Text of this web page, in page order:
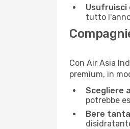
Usufruisci
tutto
Con Air Asia
premium, in
Scegliere
potrebbe
Bere